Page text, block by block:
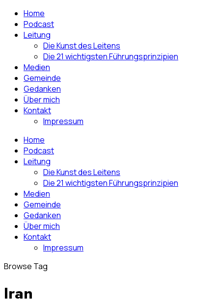
Home
Podcast
Leitung
Die Kunst des Leitens
Die 21 wichtigsten Führungsprinzipien
Medien
Gemeinde
Gedanken
Über mich
Kontakt
Impressum
Home
Podcast
Leitung
Die Kunst des Leitens
Die 21 wichtigsten Führungsprinzipien
Medien
Gemeinde
Gedanken
Über mich
Kontakt
Impressum
Browse Tag
Iran